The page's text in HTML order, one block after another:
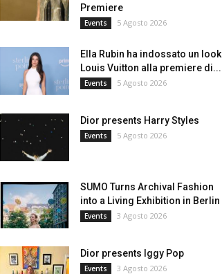
Premiere
Events 5 Agosto 2026
Ella Rubin ha indossato un look
Louis Vuitton alla premiere di...
Events 5 Agosto 2026
Dior presents Harry Styles
Events 5 Agosto 2026
SUMO Turns Archival Fashion
into a Living Exhibition in Berlin
Events 3 Agosto 2026
Dior presents Iggy Pop
Events 3 Agosto 2026